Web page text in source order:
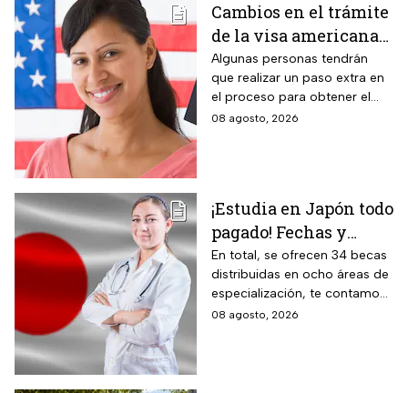
común.
Cambios en el trámite
de la visa americana
2026 y para quiénes
aplica
Algunas personas tendrán
que realizar un paso extra en
el proceso para obtener el
documento que permite
08 agosto, 2026
¡Estudia en Japón todo
pagado! Fechas y
requisitos de la
convocatoria para
becas de estancias en
2026
En total, se ofrecen 34 becas
distribuidas en ocho áreas de
especialización, te contamos
todos los detalles.
08 agosto, 2026